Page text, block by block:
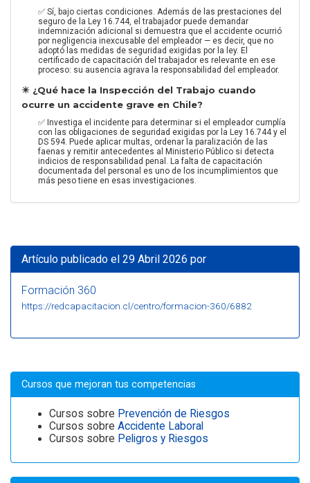
✅ Sí, bajo ciertas condiciones. Además de las prestaciones del
seguro de la Ley 16.744, el trabajador puede demandar
indemnización adicional si demuestra que el accidente ocurrió
por negligencia inexcusable del empleador — es decir, que no
adoptó las medidas de seguridad exigidas por la ley. El
certificado de capacitación del trabajador es relevante en ese
proceso: su ausencia agrava la responsabilidad del empleador.
✴️ ¿Qué hace la Inspección del Trabajo cuando
ocurre un accidente grave en Chile?
✅ Investiga el incidente para determinar si el empleador cumplía
con las obligaciones de seguridad exigidas por la Ley 16.744 y el
DS 594. Puede aplicar multas, ordenar la paralización de las
faenas y remitir antecedentes al Ministerio Público si detecta
indicios de responsabilidad penal. La falta de capacitación
documentada del personal es uno de los incumplimientos que
más peso tiene en esas investigaciones.
Artículo publicado el 29 Abril 2026 por
Formación 360
https://redcapacitacion.cl/centro/formacion-360/6882
Cursos que mejoran tus competencias
Cursos sobre Prevención de Riesgos
Cursos sobre Accidente Laboral
Cursos sobre Peligros y Riesgos